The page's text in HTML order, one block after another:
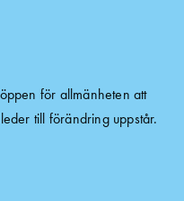
för allmänheten att
till förändring uppstår.